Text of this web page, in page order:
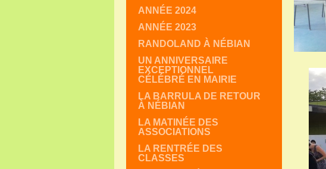
ANNÉE 2024
ANNÉE 2023
RANDOLAND À NÉBIAN
UN ANNIVERSAIRE
EXCEPTIONNEL
CÉLÉBRÉ EN MAIRIE
LA BARRULA DE RETOUR
À NÉBIAN
LA MATINÉE DES
ASSOCIATIONS
LA RENTRÉE DES
CLASSES